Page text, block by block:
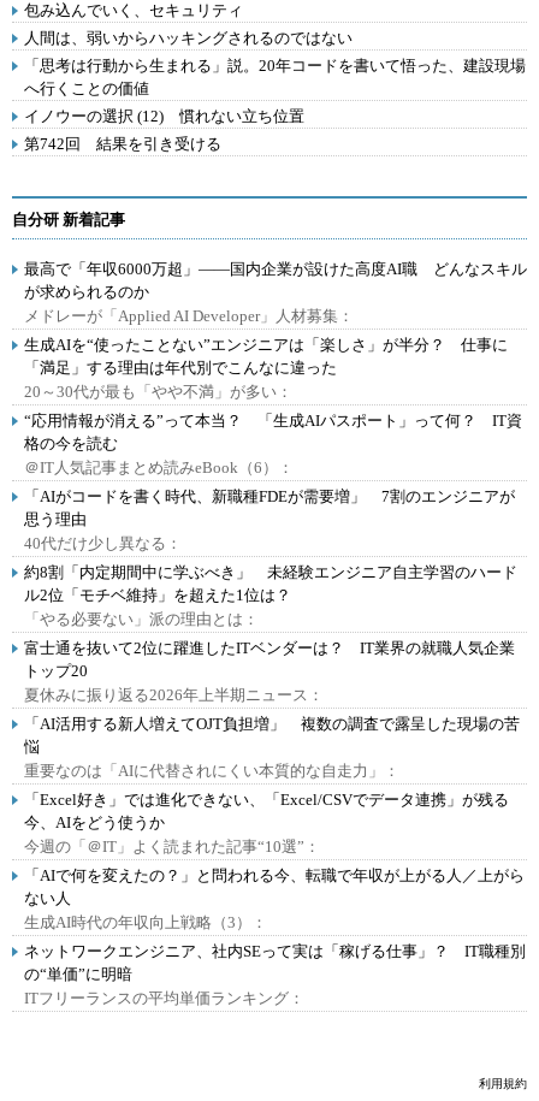
包み込んでいく、セキュリティ
人間は、弱いからハッキングされるのではない
「思考は行動から生まれる」説。20年コードを書いて悟った、建設現場
へ行くことの価値
イノウーの選択 (12) 慣れない立ち位置
第742回 結果を引き受ける
自分研 新着記事
最高で「年収6000万超」――国内企業が設けた高度AI職 どんなスキル
が求められるのか
メドレーが「Applied AI Developer」人材募集：
生成AIを“使ったことない”エンジニアは「楽しさ」が半分？ 仕事に
「満足」する理由は年代別でこんなに違った
20～30代が最も「やや不満」が多い：
“応用情報が消える”って本当？ 「生成AIパスポート」って何？ IT資
格の今を読む
＠IT人気記事まとめ読みeBook（6）：
「AIがコードを書く時代、新職種FDEが需要増」 7割のエンジニアが
思う理由
40代だけ少し異なる：
約8割「内定期間中に学ぶべき」 未経験エンジニア自主学習のハード
ル2位「モチベ維持」を超えた1位は？
「やる必要ない」派の理由とは：
富士通を抜いて2位に躍進したITベンダーは？ IT業界の就職人気企業
トップ20
夏休みに振り返る2026年上半期ニュース：
「AI活用する新人増えてOJT負担増」 複数の調査で露呈した現場の苦
悩
重要なのは「AIに代替されにくい本質的な自走力」：
「Excel好き」では進化できない、「Excel/CSVでデータ連携」が残る
今、AIをどう使うか
今週の「＠IT」よく読まれた記事“10選”：
「AIで何を変えたの？」と問われる今、転職で年収が上がる人／上がら
ない人
生成AI時代の年収向上戦略（3）：
ネットワークエンジニア、社内SEって実は「稼げる仕事」？ IT職種別
の“単価”に明暗
ITフリーランスの平均単価ランキング：
利用規約